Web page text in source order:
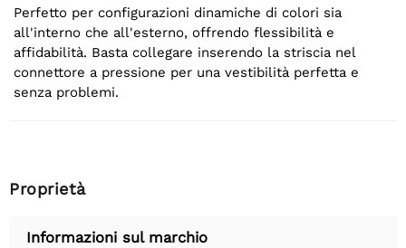
Perfetto per configurazioni dinamiche di colori sia
all'interno che all'esterno, offrendo flessibilità e
affidabilità. Basta collegare inserendo la striscia nel
connettore a pressione per una vestibilità perfetta e
senza problemi.
Proprietà
Informazioni sul marchio